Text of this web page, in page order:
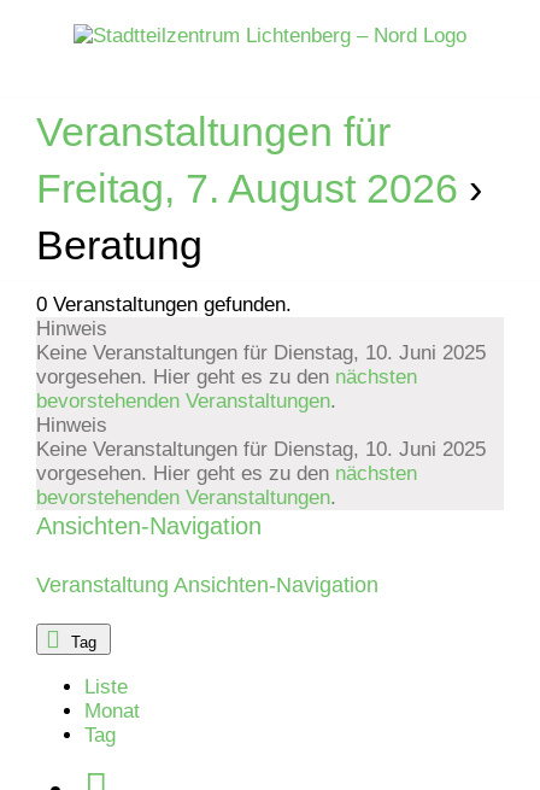
Veranstaltungen für
Freitag, 7. August 2026 ›
Beratung
0 Veranstaltungen gefunden.
Veranstaltungen
für
Dienstag,
10.
Juni
2025
Hinweis
Keine Veranstaltungen für Dienstag, 10. Juni 2025
vorgesehen. Hier geht es zu den nächsten
bevorstehenden Veranstaltungen.
Hinweis
Keine Veranstaltungen für Dienstag, 10. Juni 2025
vorgesehen. Hier geht es zu den nächsten
bevorstehenden Veranstaltungen.
Ansichten-Navigation
Veranstaltung Ansichten-Navigation
Tag
Liste
Monat
Tag